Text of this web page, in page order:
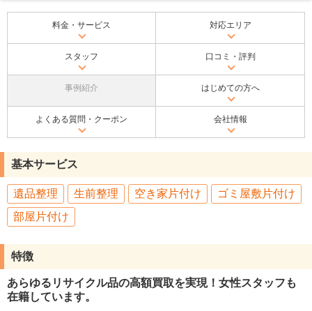
料金・サービス 対応エリア
スタッフ 口コミ・評判
事例紹介 はじめての方へ
よくある質問・クーポン 会社情報
基本サービス
遺品整理 生前整理 空き家片付け
ゴミ屋敷片付け
部屋片付け
特徴
あらゆるリサイクル品の高額買取を実現！女性スタッフも
在籍しています。